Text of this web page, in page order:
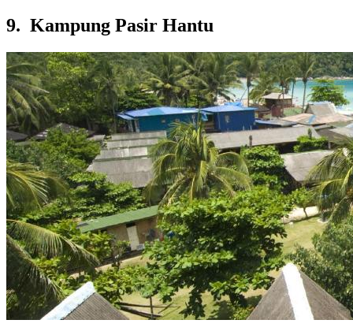
9. Kampung Pasir Hantu